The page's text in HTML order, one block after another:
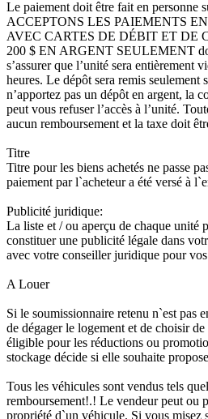
Le paiement doit être fait en personne
ACCEPTONS LES PAIEMENTS
AVEC CARTES DE DÉBIT ET DE
200 $ EN ARGENT SEULEMENT
s’assurer que l’unité sera entièrement
heures. Le dépôt sera remis seulement
n’apportez pas un dépôt en argent, la
peut vous refuser l’accès à l’unité.
aucun remboursement et la taxe doit
Titre
Titre pour les biens achetés ne passe
paiement par l`acheteur a été versé à
Publicité juridique:
La liste et / ou aperçu de chaque unité
constituer une publicité légale dans
avec votre conseiller juridique pour
A Louer
Si le soumissionnaire retenu n`est pas
de dégager le logement et de choisir
éligible pour les réductions ou
stockage décide si elle souhaite
Tous les véhicules sont vendus tels
remboursement!.! Le vendeur peut ou
propriété d`un véhicule. Si vous misez